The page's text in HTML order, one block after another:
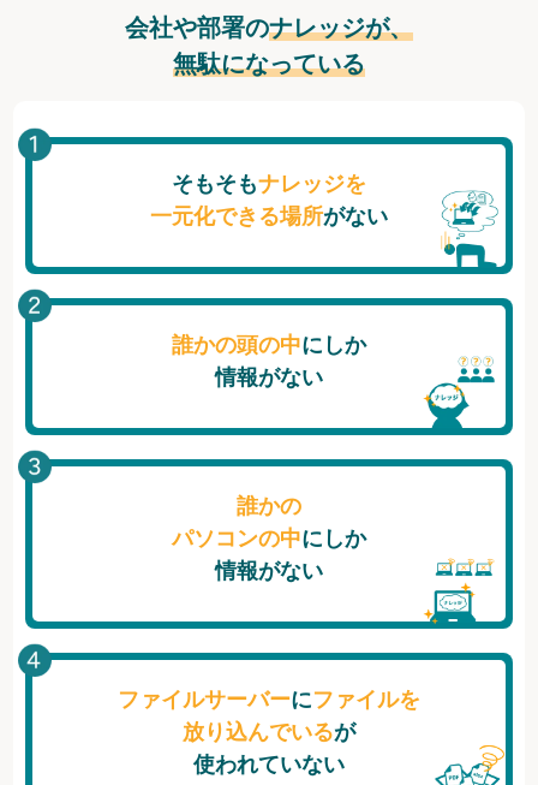
会社や部署のナレッジが、
無駄になっている
そもそもナレッジを
一元化できる場所がない
誰かの頭の中にしか
情報がない
誰かの
パソコンの中にしか
情報がない
ファイルサーバーにファイルを
放り込んでいるが
使われていない